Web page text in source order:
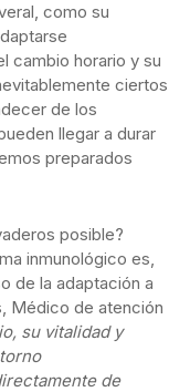
como su
cambio horario y su
ciertos
de los
llegar a durar
preparados
posible?
inmunológico es,
de la adaptación a
Médico de atención
su vitalidad y
de